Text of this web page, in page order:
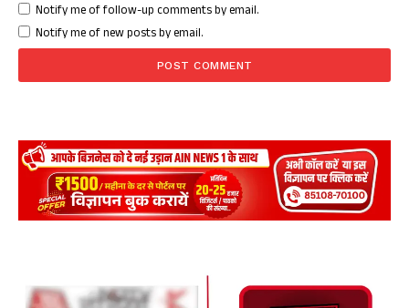
Notify me of follow-up comments by email.
Notify me of new posts by email.